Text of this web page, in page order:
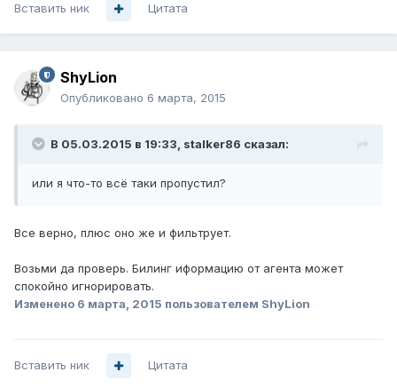
Вставить ник Цитата
ShyLion
Опубликовано 6 марта, 2015
В 05.03.2015 в 19:33, stalker86 сказал:
или я что-то всё таки пропустил?
Все верно, плюс оно же и фильтрует.
Возьми да проверь. Билинг иформацию от агента может
спокойно игнорировать.
Изменено 6 марта, 2015 пользователем ShyLion
Вставить ник Цитата